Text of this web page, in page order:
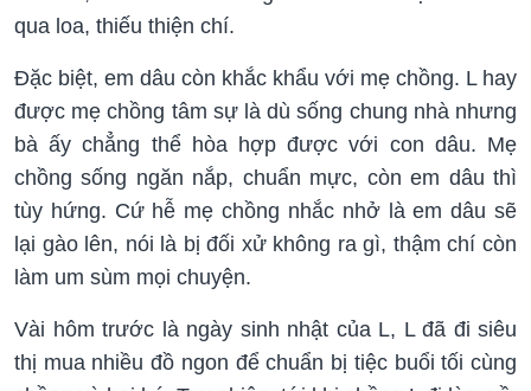
qua loa, thiếu thiện chí.
Đặc biệt, em dâu còn khắc khẩu với mẹ chồng. L hay
được mẹ chồng tâm sự là dù sống chung nhà nhưng
bà ấy chẳng thể hòa hợp được với con dâu. Mẹ
chồng sống ngăn nắp, chuẩn mực, còn em dâu thì
tùy hứng. Cứ hễ mẹ chồng nhắc nhở là em dâu sẽ
lại gào lên, nói là bị đối xử không ra gì, thậm chí còn
làm um sùm mọi chuyện.
Vài hôm trước là ngày sinh nhật của L, L đã đi siêu
thị mua nhiều đồ ngon để chuẩn bị tiệc buổi tối cùng